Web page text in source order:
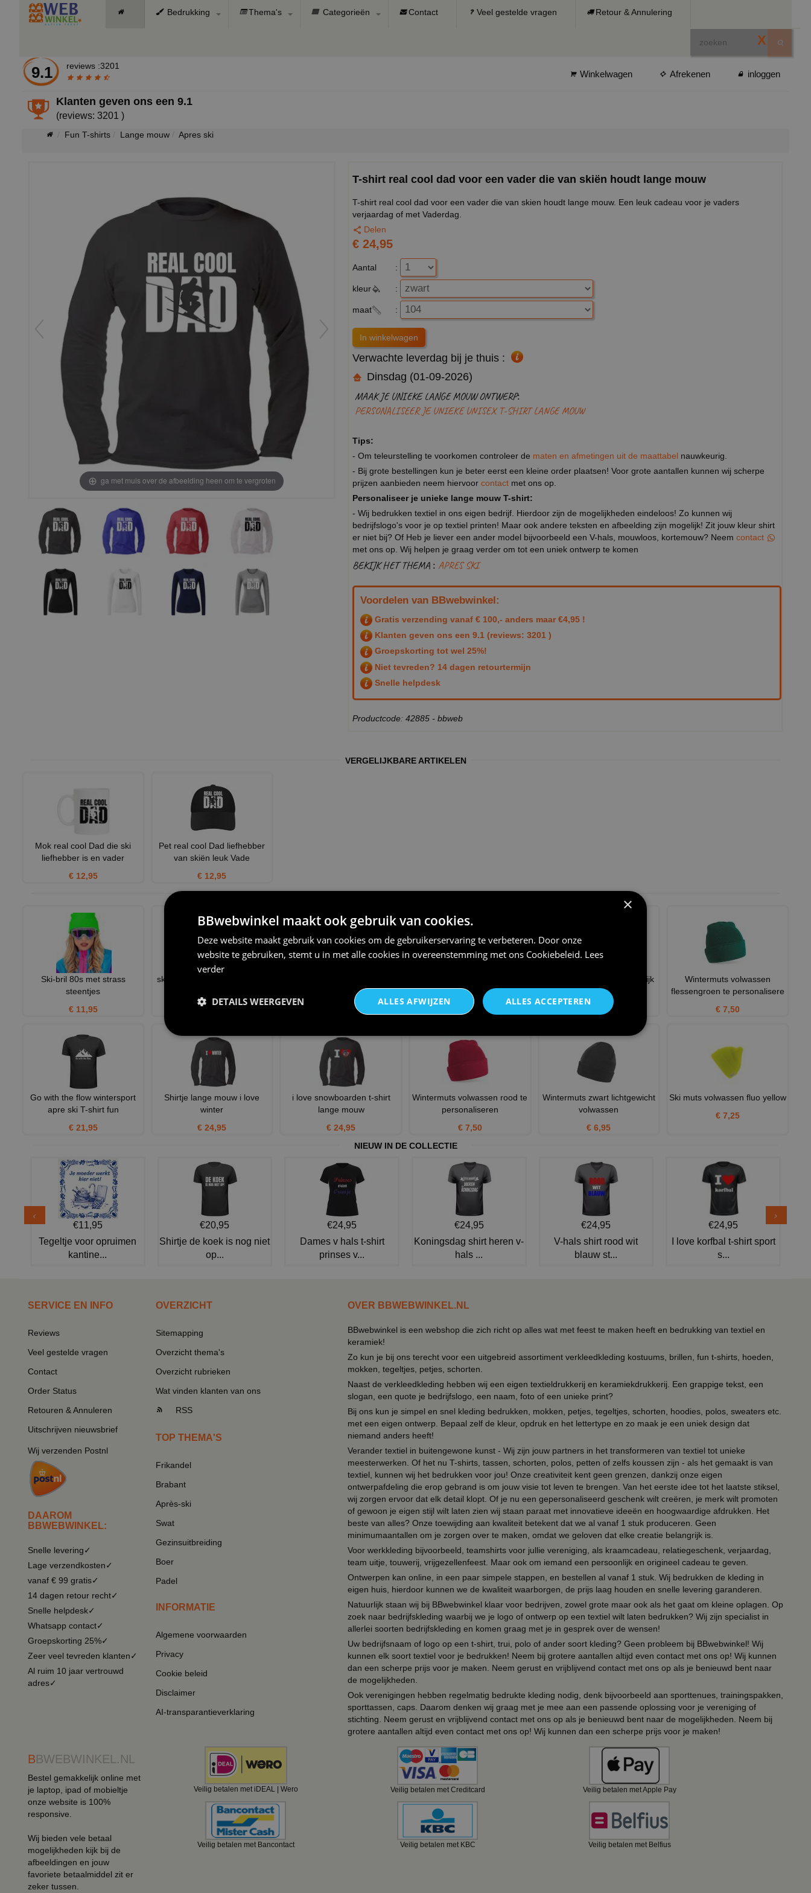
Bedrukking Thema's Categorieën Contact Veel gestelde vragen Retour & Annulering
X
9.1 reviews :3201
Winkelwagen Afrekenen inloggen
Klanten geven ons een9.1
(reviews: 3201 )
Fun T-shirts Lange mouw Apres ski
ga met muis over de afbeelding heen om te vergroten
T-shirt real cool dad voor een vader die van skiën houdt lange mouw
T-shirt real cool dad voor een vader die van skien houdt lange mouw. Een leuk cadeau voor je vaders
verjaardag of met Vaderdag.
Delen
€ 24,95
Aantal :
kleur :
maat :
Verwachte leverdag bij je thuis :
Dinsdag (01-09-2026)
MAAK JE UNIEKE LANGE MOUW ONTWERP:
PERSONALISEER JE UNIEKE UNISEX T-SHIRT LANGE MOUW
Tips:
- Om teleurstelling te voorkomen controleer de maten en afmetingen uit de maattabel nauwkeurig.
- Bij grote bestellingen kun je beter eerst een kleine order plaatsen! Voor grote aantallen kunnen wij scherpe
prijzen aanbieden neem hiervoor contact met ons op.
Personaliseer je unieke lange mouw T-shirt:
- Wij bedrukken textiel in ons eigen bedrijf. Hierdoor zijn de mogelijkheden eindeloos! Zo kunnen wij
bedrijfslogo's voor je op textiel printen! Maar ook andere teksten en afbeelding zijn mogelijk! Zit jouw kleur shirt
er niet bij? Of Heb je liever een ander model bijvoorbeeld een V-hals, mouwloos, kortemouw? Neem contact
met ons op. Wij helpen je graag verder om tot een uniek ontwerp te komen
BEKIJK HET THEMA : APRES SKI
Voordelen van BBwebwinkel:
Gratis verzending vanaf € 100,- anders maar €4,95 !
Klanten geven ons een 9.1 (reviews: 3201 )
Groepskorting tot wel 25%!
Niet tevreden? 14 dagen retourtermijn
Snelle helpdesk
Productcode: 42885 - bbweb
VERGELIJKBARE ARTIKELEN
Mok real cool Dad die ski
liefhebber is en vader
€ 12,95
Pet real cool Dad liefhebber
van skiën leuk Vade
€ 12,95
THEMA:APRES SKI
Ski-bril 80s met strass
steentjes
€ 11,95
ski you later wintersport apre
€ 21,95
vrouwen vieren après ski w
€ 25,95
lange mouw
€ 24,95
T-shirt skien kan ik wel vrolijk
grappig leuk
€ 22,95
Wintermuts volwassen
flessengroen te personalisere
€ 7,50
Go with the flow wintersport
apre ski T-shirt fun
€ 21,95
Shirtje lange mouw i love
winter
€ 24,95
i love snowboarden t-shirt
lange mouw
€ 24,95
Wintermuts volwassen rood te
personaliseren
€ 7,50
Wintermuts zwart lichtgewicht
volwassen
€ 6,95
Ski muts volwassen fluo yellow
€ 7,25
NIEUW IN DE COLLECTIE
€11,95
Tegeltje voor opruimen
kantine...
€20,95
Shirtje de koek is nog niet
op...
€24,95
Dames v hals t-shirt
prinses v...
€24,95
Koningsdag shirt heren v-
hals ...
€24,95
V-hals shirt rood wit
blauw st...
€24,95
I love korfbal t-shirt sport
s...
SERVICE EN INFO
Reviews
Veel gestelde vragen
Contact
Order Status
Retouren & Annuleren
Uitschrijven nieuwsbrief
Wij verzenden Postnl
DAAROM
BBWEBWINKEL:
Snelle levering✓
Lage verzendkosten✓
vanaf € 99 gratis✓
14 dagen retour recht✓
Snelle helpdesk✓
Whatsapp contact✓
Groepskorting 25%✓
Zeer veel tevreden klanten✓
Al ruim 10 jaar vertrouwd
adres✓
OVERZICHT
Sitemapping
Overzicht thema's
Overzicht rubrieken
Wat vinden klanten van ons
RSS
TOP THEMA'S
Frikandel
Brabant
Après-ski
Swat
Gezinsuitbreiding
Boer
Padel
INFORMATIE
Algemene voorwaarden
Privacy
Cookie beleid
Disclaimer
AI-transparantieverklaring
OVER BBWEBWINKEL.NL
BBwebwinkel is een webshop die zich richt op alles wat met feest te maken heeft en bedrukking van textiel en
keramiek!
Zo kun je bij ons terecht voor een uitgebreid assortiment verkleedkleding kostuums, brillen, fun t-shirts, hoeden,
mokken, tegeltjes, petjes, schorten.
Naast de verkleedkleding hebben wij een eigen textieldrukkerij en keramiekdrukkerij. Een grappige tekst, een
slogan, een quote je bedrijfslogo, een naam, foto of een unieke print?
Bij ons kun je simpel en snel kleding bedrukken, mokken, petjes, tegeltjes, schorten, hoodies, polos, sweaters etc.
met een eigen ontwerp. Bepaal zelf de kleur, opdruk en het lettertype en zo maak je een uniek design dat
niemand anders heeft!
Verander textiel in buitengewone kunst - Wij zijn jouw partners in het transformeren van textiel tot unieke
meesterwerken. Of het nu T-shirts, tassen, schorten, polos, petten of zelfs koussen zijn - als het gemaakt is van
textiel, kunnen wij het bedrukken voor jou! Onze creativiteit kent geen grenzen, dankzij onze eigen
ontwerpafdeling die erop gebrand is om jouw visie tot leven te brengen. Van het eerste idee tot het laatste stiksel,
wij zorgen ervoor dat elk detail klopt. Of je nu een gepersonaliseerd geschenk wilt creëren, je merk wilt promoten
of gewoon je eigen stijl wilt laten zien wij staan paraat met innovatieve ideeën en hoogwaardige afdrukken. Het
beste van alles? Onze toewijding aan kwaliteit betekent dat we al vanaf 1 stuk produceren. Geen
minimumaantallen om je zorgen over te maken, omdat we geloven dat elke creatie belangrijk is.
Voor werkkleding bijvoorbeeld, teamshirts voor jullie vereniging, als kraamcadeau, relatiegeschenk, verjaardag,
team uitje, touwerij, vrijgezellenfeest. Maar ook om iemand een persoonlijk en origineel cadeau te geven.
Ontwerpen kan online, in een paar simpele stappen, en bestellen al vanaf 1 stuk. Wij bedrukken de kleding in
eigen huis, hierdoor kunnen we de kwaliteit waarborgen, de prijs laag houden en snelle levering garanderen.
Natuurlijk staan wij bij BBwebwinkel klaar voor bedrijven, zowel grote maar ook als het gaat om kleine oplagen. Op
zoek naar bedrijfskleding waarbij we je logo of ontwerp op een textiel wilt laten bedrukken? Wij zijn specialist in
allerlei soorten bedrijfskleding en komen graag met je in gesprek over de wensen!
Uw bedrijfsnaam of logo op een t-shirt, trui, polo of ander soort kleding? Geen probleem bij BBwebwinkel! Wij
kunnen elk soort textiel voor je bedrukken! Neem bij grotere aantallen altijd even contact met ons op! Wij kunnen
dan een scherpe prijs voor je maken. Neem gerust en vrijblijvend contact met ons op als je benieuwd bent naar
de mogelijkheden.
Ook verenigingen hebben regelmatig bedrukte kleding nodig, denk bijvoorbeeld aan sporttenues, trainingspakken,
sporttassen, caps. Daarom denken wij graag met je mee aan een passende oplossing voor je vereniging of
stichting. Neem gerust en vrijblijvend contact met ons op als je benieuwd bent naar de mogelijkheden. Neem bij
grotere aantallen altijd even contact met ons op! Wij kunnen dan een scherpe prijs voor je maken!
BBWEBWINKEL.NL
Bestel gemakkelijk online met
je laptop, ipad of mobieltje
onze website is 100%
responsive.
Wij bieden vele betaal
mogelijkheden kijk bij de
afbeeldingen en jouw
favoriete betaalmiddel zit er
zeker tussen.
Veilig betalen met iDEAL | Wero Veilig betalen met Creditcard Veilig betalen met Apple Pay
Veilig betalen met Bancontact Veilig betalen met KBC Veilig betalen met Belfius
×
BBwebwinkel maakt ook gebruik van cookies.
Deze website maakt gebruik van cookies om de gebruikerservaring te verbeteren. Door onze
website te gebruiken, stemt u in met alle cookies in overeenstemming met ons Cookiebeleid. Lees
verder
ALLES ACCEPTEREN
ALLES AFWIJZEN
DETAILS WEERGEVEN